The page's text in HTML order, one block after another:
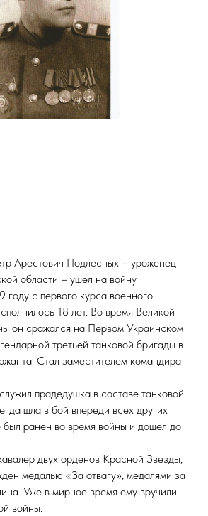
Арестович Подлесных – уроженец
области – ушел на войну
году с первого курса военного
18 лет. Во время Великой
он сражался на Первом Украинском
третьей танковой бригады в
Стал заместителем командира
прадедушка в составе танковой
шла в бой впереди всех других
был ранен во время войны и дошел до
двух орденов Красной Звезды,
медалью «За отвагу», медалями за
Уже в мирное время ему вручили
войны.